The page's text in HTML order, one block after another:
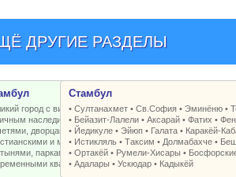
ДРУГИЕ РАЗДЕЛЫ
город с византийским и
наследием, османскими
дворцами, крепостями,
и мусульманскими
парками, старыми и
кварталами
Стамбул
•Султанахмет •Св.София •Эминёню •
• Бейазит-Лалели •Аксарай •Фатих •
• Йедикуле •Эйюп • Галата • Каракёй-
• Истикляль •Таксим • Долмабахче •
•Ортакёй • Румели-Xисары •
•Адалары •Ускюдар • Кадыкёй